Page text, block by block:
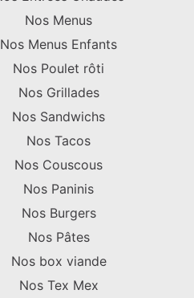
Nos Menus
Nos Menus Enfants
Nos Poulet rôti
Nos Grillades
Nos Sandwichs
Nos Tacos
Nos Couscous
Nos Paninis
Nos Burgers
Nos Pâtes
Nos box viande
Nos Tex Mex